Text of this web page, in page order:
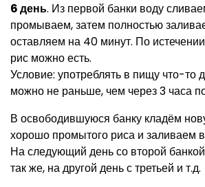
6 день. Из первой банки воду
промываем, затем полностью
оставляем на 40 минут. По
рис можно есть.
Условие: употреблять в пищу что-то
можно не раньше, чем через 3 часа
В освободившуюся банку кладём
хорошо промытого риса и заливаем
На следующий день со второй
так же, на другой день с третьей и т.д.